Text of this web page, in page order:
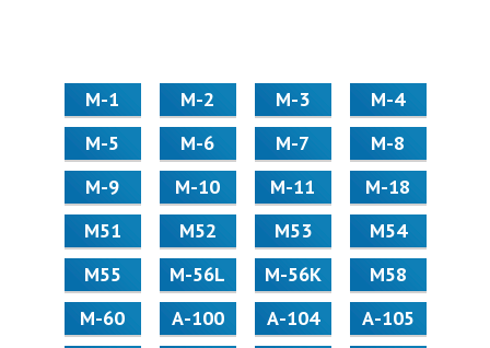
М-1 М-2 М-3
М-4
М-5
М-6 М-7
М-8
М-9
М-10 М-11
М-18
М51
М52 М53
М54
М55
M-56L M-56K
М58
M-60
А-100 А-104
А-105